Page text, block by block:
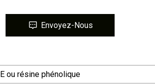
Envoyez-Nous
ou résine phénolique